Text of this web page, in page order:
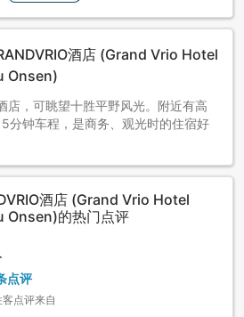
酒店 (Grand Vrio Hotel
Onsen)
店，可眺望十胜平野风光。附近有高
分钟车程，是商务、观光时的住宿好
酒店 (Grand Vrio Hotel
的热门点评
点评
点评来自